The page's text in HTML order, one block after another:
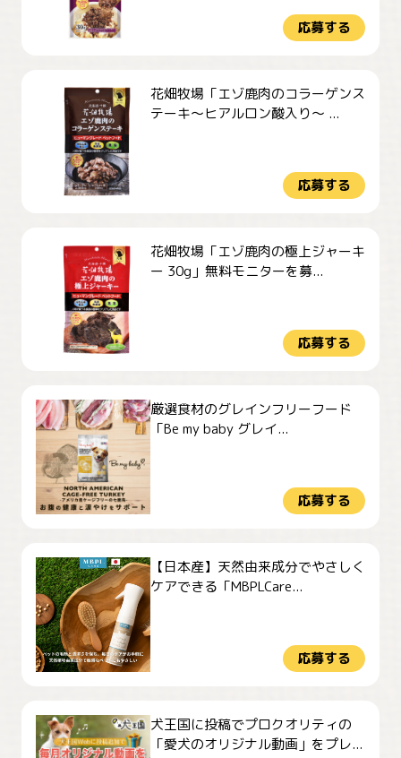
応募する
花畑牧場「エゾ鹿肉のコラーゲンス
テーキ～ヒアルロン酸入り～ ...
応募する
花畑牧場「エゾ鹿肉の極上ジャーキ
ー 30g」無料モニターを募...
応募する
厳選食材のグレインフリーフード
「Be my baby グレイ...
応募する
【日本産】天然由来成分でやさしく
ケアできる「MBPLCare...
応募する
犬王国に投稿でプロクオリティの
「愛犬のオリジナル動画」をプレ...